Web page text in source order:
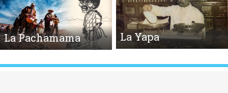
La Pachamama La Yapa